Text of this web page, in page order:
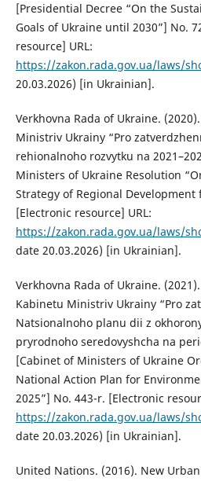
[Presidential Decree “On the
Goals of Ukraine until 2030”] No.
resource] URL:
https://zakon.rada.gov.ua/laws/
20.03.2026) [in Ukrainian].
Verkhovna Rada of Ukraine.
Ministriv Ukrainy “Pro
rehionalnoho rozvytku na
Ministers of Ukraine Resolution
Strategy of Regional Development
[Electronic resource] URL:
https://zakon.rada.gov.ua/laws/
date 20.03.2026) [in Ukrainian].
Verkhovna Rada of Ukraine.
Kabinetu Ministriv Ukrainy “Pro
Natsionalnoho planu dii z
pryrodnoho seredovyshcha na
[Cabinet of Ministers of Ukraine
National Action Plan for
2025”] No. 443-r. [Electronic
https://zakon.rada.gov.ua/laws/
date 20.03.2026) [in Ukrainian].
United Nations. (2016). New